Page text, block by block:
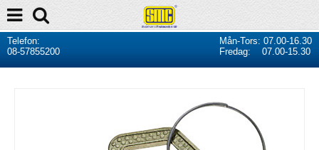
Telefon:
08-57855200
Mån-Tors: 07.00-16.30
Fredag: 07.00-15.30